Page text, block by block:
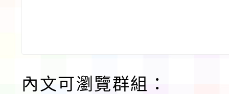
內文可瀏覽群組：